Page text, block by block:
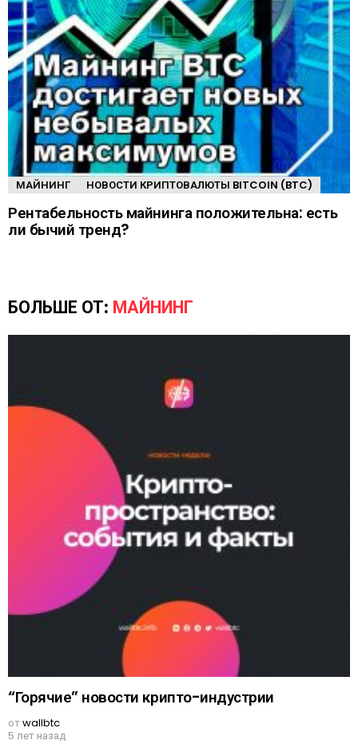
МАЙНИНГ НОВОСТИ КРИПТОВАЛЮТЫ BITCOIN (BTC)
Рентабельность майнинга положительна: есть
ли бычий тренд?
БОЛЬШЕ ОТ: МАЙНИНГ
“Горячие” новости крипто-индустрии
отwallbtc
5 лет назад